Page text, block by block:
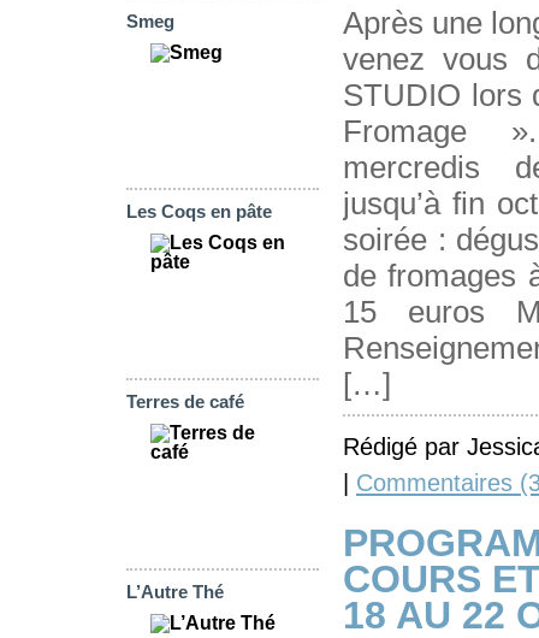
Smeg
Les Coqs en pâte
Terres de café
L’Autre Thé
Après une
venez vous
STUDIO lors
Fromage
mercredis
jusqu’à fin
soirée :
de fromages
15 euros
[…]
Rédigé par
| Commentaires
COURS
18 AU 22